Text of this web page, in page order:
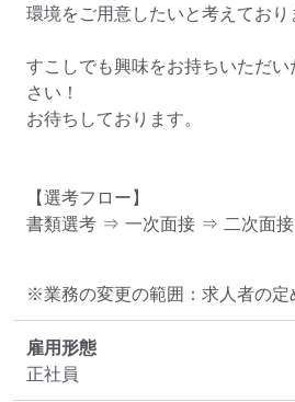
環境をご用意したいと考えており
すこしでも興味をお持ちいただ
さい！
お待ちしております。
【選考フロー】
書類選考 ⇒ 一次面接 ⇒ 二次面
※業務の変更の範囲：求人者の定
雇用形態
正社員